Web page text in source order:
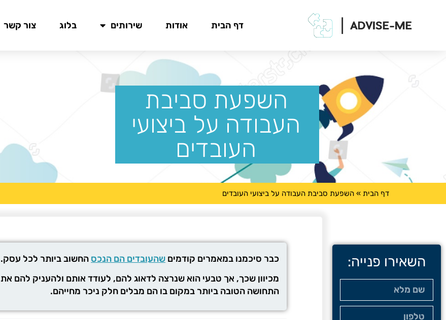
דף הבית אודות שירותים בלוג צור קשר
השפעת סביבת
העבודה על ביצועי
העובדים
דף הבית » השפעת סביבת העבודה על ביצועי העובדים
השאירו פנייה: כבר סיכמנו במאמרים קודמים שהעובדים הם הנכס החשוב ביותר לכל עסק.
מכיוון שכך, אך טבעי הוא שנרצה לדאוג להם, לעודד אותם ולהעניק להם את
התחושה הטובה ביותר במקום בו הם מבלים חלק ניכר מחייהם.